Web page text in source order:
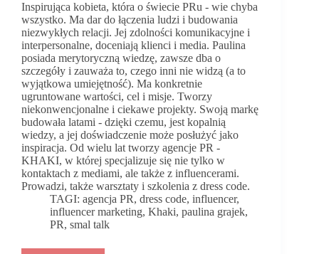
Inspirująca kobieta, która o świecie PRu - wie chyba
wszystko. Ma dar do łączenia ludzi i budowania
niezwykłych relacji. Jej zdolności komunikacyjne i
interpersonalne, doceniają klienci i media. Paulina
posiada merytoryczną wiedzę, zawsze dba o
szczegóły i zauważa to, czego inni nie widzą (a to
wyjątkowa umiejętność). Ma konkretnie
ugruntowane wartości, cel i misje. Tworzy
niekonwencjonalne i ciekawe projekty. Swoją markę
budowała latami - dzięki czemu, jest kopalnią
wiedzy, a jej doświadczenie może posłużyć jako
inspiracja. Od wielu lat tworzy agencje PR -
KHAKI, w której specjalizuje się nie tylko w
kontaktach z mediami, ale także z influencerami.
Prowadzi, także warsztaty i szkolenia z dress code.
TAGI: agencja PR,dress code,influencer,
influencer marketing, Khaki, paulina grajek,
PR, smal talk